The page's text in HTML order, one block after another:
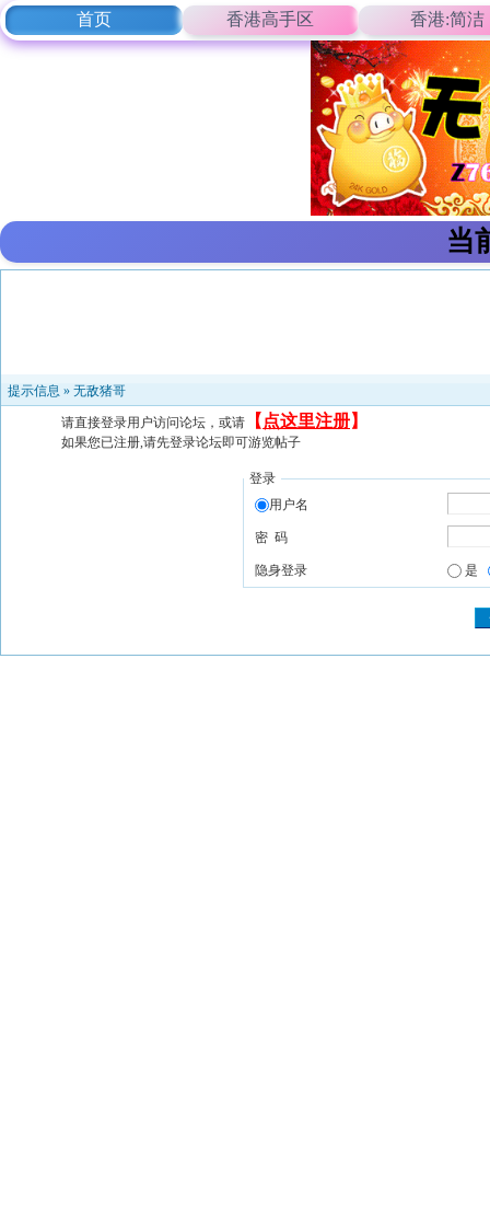
首页 香港高手区 香港:简洁
当
提示信息 » 无敌猪哥
请直接登录用户访问论坛，或请 【 点这里注册】
如果您已注册,请先登录论坛即可游览帖子
登录
用户名
密 码
隐身登录 是